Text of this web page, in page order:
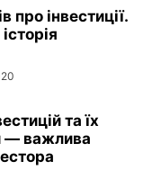
про інвестиції.
та їх
— важлива